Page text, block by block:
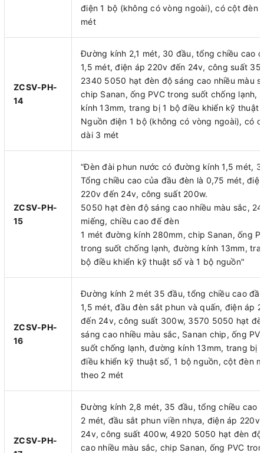
điện 1 bộ (không có vòng ngoài), có cột đèn
mét
ZCSV-PH-
14
Đường kính 2,1 mét, 30 đầu, tổng chiều cao
1,5 mét, điện áp 220v đến 24v, công suất
2340 5050 hạt đèn độ sáng cao nhiều màu
chip Sanan, ống PVC trong suốt chống lạnh,
kính 13mm, trang bị 1 bộ điều khiển kỹ thuật
Nguồn điện 1 bộ (không có vòng ngoài), có
dài 3 mét
ZCSV-PH-
15
“Đèn đài phun nước có đường kính 1,5 mét,
Tổng chiều cao của đầu đèn là 0,75 mét,
220v đến 24v, công suất 200w.
5050 hạt đèn độ sáng cao nhiều màu sắc,
miếng, chiều cao đế đèn
1 mét đường kính 280mm, chip Sanan, ống
trong suốt chống lạnh, đường kính 13mm,
bộ điều khiển kỹ thuật số và 1 bộ nguồn"
ZCSV-PH-
16
Đường kính 2 mét 35 đầu, tổng chiều cao
1,5 mét, đầu đèn sắt phun và quấn, điện áp
đến 24v, công suất 300w, 3570 5050 hạt
sáng cao nhiều màu sắc, Sanan chip, ống
suốt chống lạnh, đường kính 13mm, trang bị
điều khiển kỹ thuật số, 1 bộ nguồn, cột đèn
theo 2 mét
ZCSV-PH-
Đường kính 2,8 mét, 35 đầu, tổng chiều cao
2 mét, đầu sắt phun viền nhựa, điện áp 220v
24v, công suất 400w, 4920 5050 hạt đèn độ
cao nhiều màu sắc, chip Sanan, ống PVC